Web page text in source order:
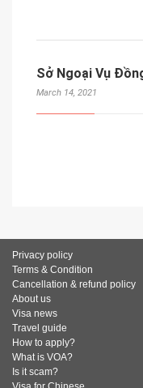
Sở Ngoại Vụ
March 14, 2021
Privacy policy
Terms & Condition
Cancellation & refund policy
About us
Visa news
Travel guide
How to apply?
What is VOA?
Is it scam?